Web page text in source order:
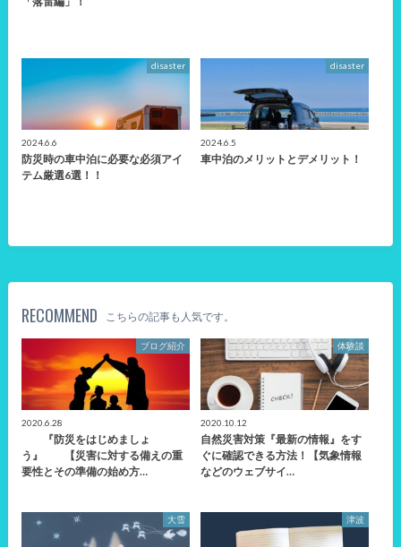
disaster
2024.6.6
防災時の車中泊に必要な必須アイ
テム厳選6選！！
disaster
2024.6.5
車中泊のメリットとデメリット！
RECOMMEND こちらの記事も人気です。
ブログ紹介
2020.6.28
『防災をはじめましょ
う』 【災害に対する備えの重
要性とその準備の始め方…
体験談
2020.10.12
自然災害対策『最新の情報』をす
ぐに確認できる方法！【気象情報
などのウェブサイ…
大雪 津波